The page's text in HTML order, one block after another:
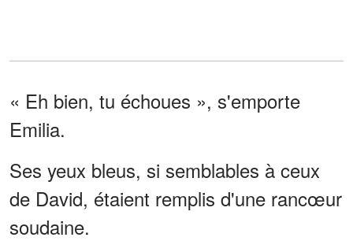
« Eh bien, tu échoues », s'emporte
Emilia.
Ses yeux bleus, si semblables à ceux
de David, étaient remplis d'une rancœur
soudaine.